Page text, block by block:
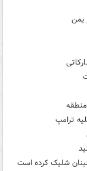
یمن
منطقه
ترامپ